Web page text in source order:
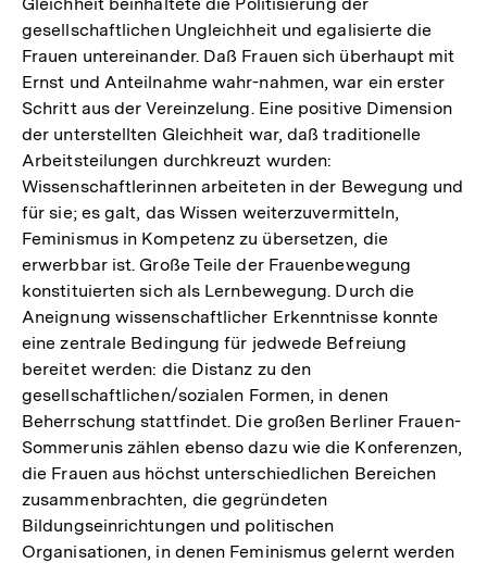
gesellschaftlichen Ungleichheit und egalisierte die
Frauen untereinander. Daß Frauen sich überhaupt mit
Ernst und Anteilnahme wahr-nahmen, war ein erster
Schritt aus der Vereinzelung. Eine positive Dimension
der unterstellten Gleichheit war, daß traditionelle
Arbeitsteilungen durchkreuzt wurden:
Wissenschaftlerinnen arbeiteten in der Bewegung und
für sie; es galt, das Wissen weiterzuvermitteln,
Feminismus in Kompetenz zu übersetzen, die
erwerbbar ist. Große Teile der Frauenbewegung
konstituierten sich als Lernbewegung. Durch die
Aneignung wissenschaftlicher Erkenntnisse konnte
eine zentrale Bedingung für jedwede Befreiung
bereitet werden: die Distanz zu den
gesellschaftlichen/sozialen Formen, in denen
Beherrschung stattfindet. Die großen Berliner Frauen-
Sommerunis zählen ebenso dazu wie die Konferenzen,
die Frauen aus höchst unterschiedlichen Bereichen
zusammenbrachten, die gegründeten
Bildungseinrichtungen und politischen
Organisationen, in denen Feminismus gelernt werden